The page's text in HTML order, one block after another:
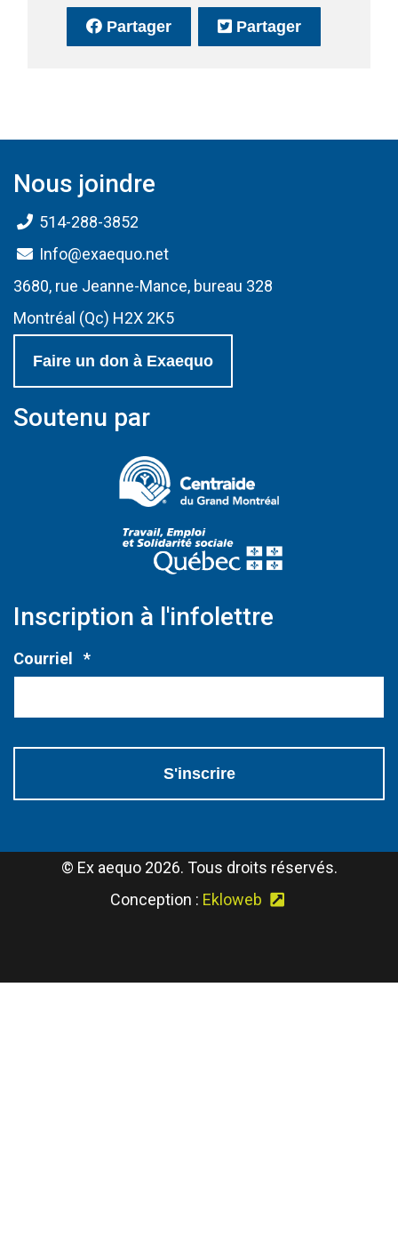
Partagersur Facebook
(Ce lien s'ouvrira dans une
Partagersur Twitter
(Ce lien
Nous joindre
514-288-3852
Info@exaequo.net
3680, rue Jeanne-Mance, bureau 328
Montréal (Qc) H2X 2K5
Faire un don à Exaequo
Soutenu par
Inscription à l'infolettre
Courriel *Obligatoire
© Ex aequo 2026. Tous droits réservés.
Conception : Ekloweb